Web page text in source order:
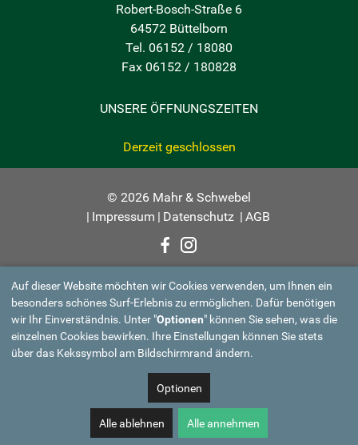
Robert-Bosch-Straße 6
64572 Büttelborn
Tel. 06152 / 18080
Fax 06152 / 180828
UNSERE ÖFFNUNGSZEITEN
Derzeit geschlossen
© 2026 Mahr & Schwebel
| Impressum | Datenschutz | AGB
Auf dieser Website möchten wir Cookies verwenden, um Ihnen ein
besonders schönes Surf-Erlebnis zu ermöglichen. Dafür benötigen
wir Ihr Einverständnis. Unter "Optionen" können Sie sehen, was die
einzelnen Cookies bewirken. Ihre Einstellungen können Sie stets
über das Kekssymbol am Bildschirmrand ändern.
Optionen
Alle ablehnen Alle annehmen